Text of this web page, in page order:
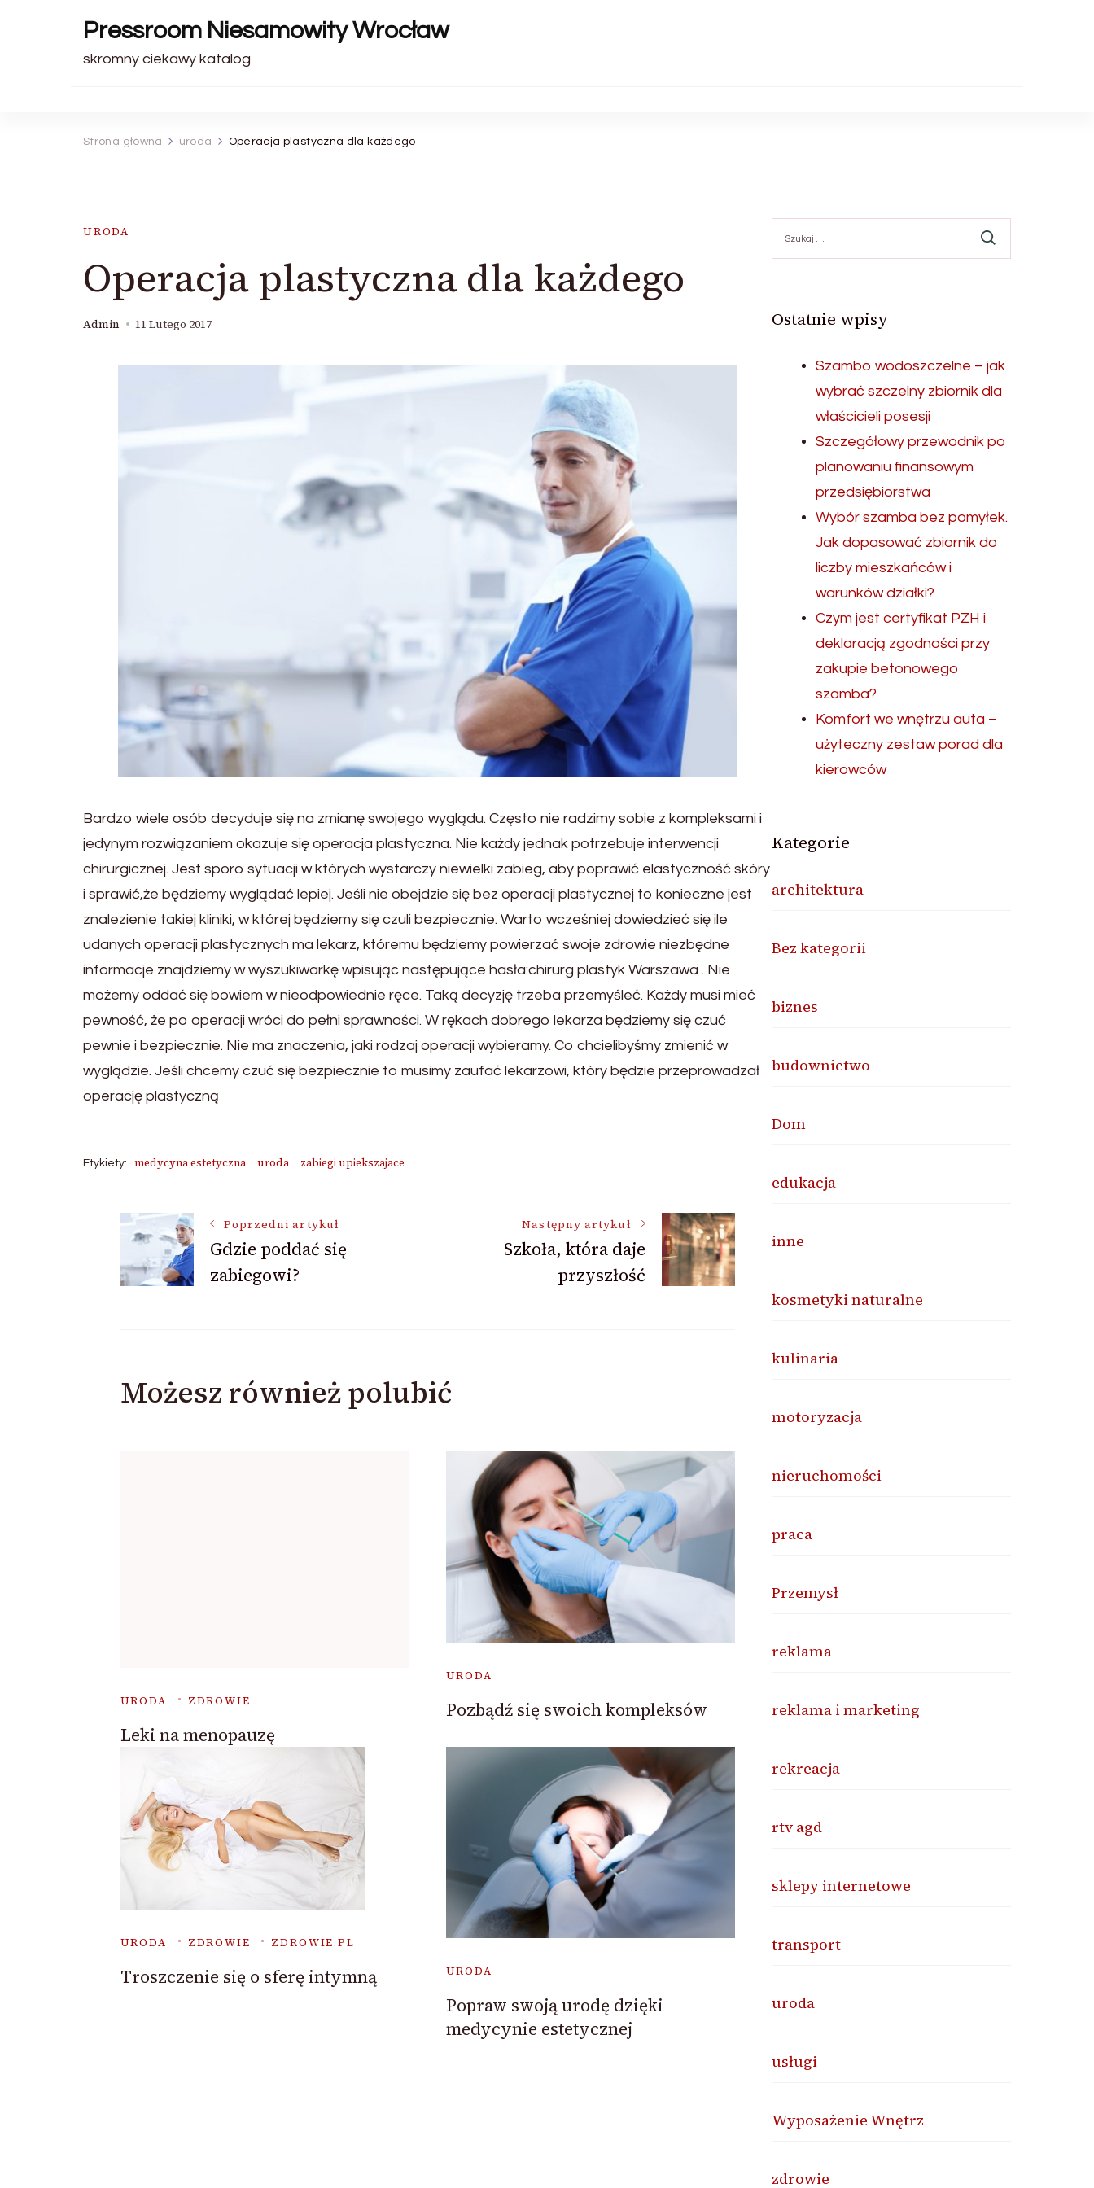
Pressroom Niesamowity Wrocław
skromny ciekawy katalog
Strona główna uroda Operacja plastyczna dla każdego
URODA
Operacja plastyczna dla każdego
Admin 11 Lutego 2017
Bardzo wiele osób decyduje się na zmianę swojego wyglądu. Często nie radzimy sobie z kompleksami i
jedynym rozwiązaniem okazuje się operacja plastyczna. Nie każdy jednak potrzebuje interwencji
chirurgicznej. Jest sporo sytuacji w których wystarczy niewielki zabieg, aby poprawić elastyczność skóry
i sprawić,że będziemy wyglądać lepiej. Jeśli nie obejdzie się bez operacji plastycznej to konieczne jest
znalezienie takiej kliniki, w której będziemy się czuli bezpiecznie. Warto wcześniej dowiedzieć się ile
udanych operacji plastycznych ma lekarz, któremu będziemy powierzać swoje zdrowie niezbędne
informacje znajdziemy w wyszukiwarkę wpisując następujące hasła:chirurg plastyk Warszawa . Nie
możemy oddać się bowiem w nieodpowiednie ręce. Taką decyzję trzeba przemyśleć. Każdy musi mieć
pewność, że po operacji wróci do pełni sprawności. W rękach dobrego lekarza będziemy się czuć
pewnie i bezpiecznie. Nie ma znaczenia, jaki rodzaj operacji wybieramy. Co chcielibyśmy zmienić w
wyglądzie. Jeśli chcemy czuć się bezpiecznie to musimy zaufać lekarzowi, który będzie przeprowadzał
operację plastyczną
Etykiety: medycyna estetyczna uroda zabiegi upiekszajace
Nawigacja
wpisu
Poprzedni artykuł
Gdzie poddać się
zabiegowi?
Następny artykuł
Szkoła, która daje
przyszłość
Możesz również polubić
URODA ZDROWIE
Leki na menopauzę
URODA
Pozbądź się swoich kompleksów
URODA ZDROWIE ZDROWIE.PL
Troszczenie się o sferę intymną URODA
Popraw swoją urodę dzięki
medycynie estetycznej
Ostatnie wpisy
Szambo wodoszczelne – jak
wybrać szczelny zbiornik dla
właścicieli posesji
Szczegółowy przewodnik po
planowaniu finansowym
przedsiębiorstwa
Wybór szamba bez pomyłek.
Jak dopasować zbiornik do
liczby mieszkańców i
warunków działki?
Czym jest certyfikat PZH i
deklaracją zgodności przy
zakupie betonowego
szamba?
Komfort we wnętrzu auta –
użyteczny zestaw porad dla
kierowców
Kategorie
architektura
Bez kategorii
biznes
budownictwo
Dom
edukacja
inne
kosmetyki naturalne
kulinaria
motoryzacja
nieruchomości
praca
Przemysł
reklama
reklama i marketing
rekreacja
rtv agd
sklepy internetowe
transport
uroda
usługi
Wyposażenie Wnętrz
zdrowie